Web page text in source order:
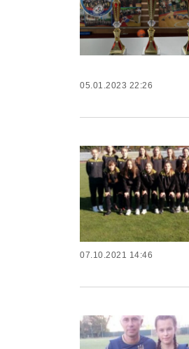
05.01.2023 22:26
07.10.2021 14:46